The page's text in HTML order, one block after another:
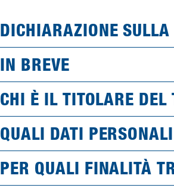
DICHIARAZIONE
IN BREVE
CHI È IL TITOLARE DEL
QUALI DATI
PER QUALI FINALITÀ